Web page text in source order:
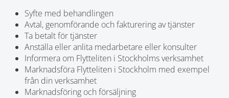
Syfte med behandlingen
Avtal, genomförande och fakturering av tjänster
Ta betalt för tjänster
Anställa eller anlita medarbetare eller konsulter
Informera om Flytteliten i Stockholms verksamhet
Marknadsföra Flytteliten i Stockholm med exempel
från din verksamhet
Marknadsföring och försäljning